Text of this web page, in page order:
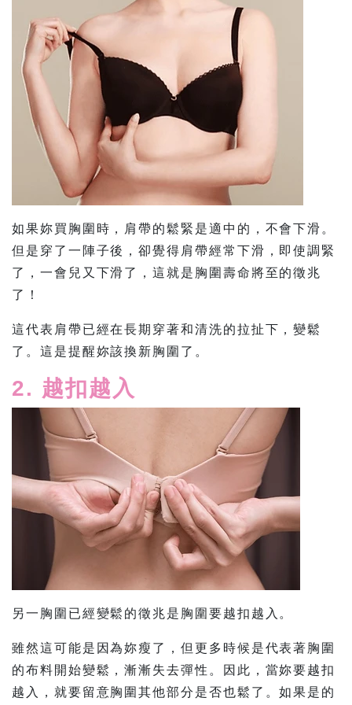
如果妳買胸圍時，肩帶的鬆緊是適中的，不會下滑。
但是穿了一陣子後，卻覺得肩帶經常下滑，即使調緊
了，一會兒又下滑了，這就是胸圍壽命將至的徵兆
了！
這代表肩帶已經在長期穿著和清洗的拉扯下，變鬆
了。這是提醒妳該換新胸圍了。
2. 越扣越入
另一胸圍已經變鬆的徵兆是胸圍要越扣越入。
雖然這可能是因為妳瘦了，但更多時候是代表著胸圍
的布料開始變鬆，漸漸失去彈性。因此，當妳要越扣
越入，就要留意胸圍其他部分是否也鬆了。如果是的